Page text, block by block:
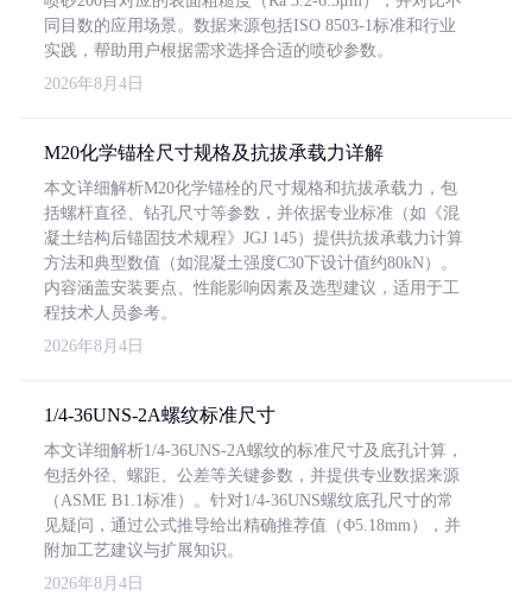
同目数的应用场景。数据来源包括ISO 8503-1标准和行业
实践，帮助用户根据需求选择合适的喷砂参数。
2026年8月4日
M20化学锚栓尺寸规格及抗拔承载力详解
本文详细解析M20化学锚栓的尺寸规格和抗拔承载力，包
括螺杆直径、钻孔尺寸等参数，并依据专业标准（如《混
凝土结构后锚固技术规程》JGJ 145）提供抗拔承载力计算
方法和典型数值（如混凝土强度C30下设计值约80kN）。
内容涵盖安装要点、性能影响因素及选型建议，适用于工
程技术人员参考。
2026年8月4日
1/4-36UNS-2A螺纹标准尺寸
本文详细解析1/4-36UNS-2A螺纹的标准尺寸及底孔计算，
包括外径、螺距、公差等关键参数，并提供专业数据来源
（ASME B1.1标准）。针对1/4-36UNS螺纹底孔尺寸的常
见疑问，通过公式推导给出精确推荐值（Φ5.18mm），并
附加工艺建议与扩展知识。
2026年8月4日